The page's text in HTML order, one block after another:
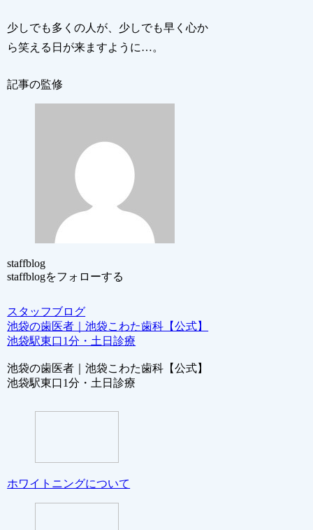
少しでも多くの人が、少しでも早く心か
ら笑える日が来ますように…。
記事の監修
staffblog
staffblogをフォローする
スタッフブログ
池袋の歯医者｜池袋こわた歯科【公式】
池袋駅東口1分・土日診療
池袋の歯医者｜池袋こわた歯科【公式】
池袋駅東口1分・土日診療
ホワイトニングについて